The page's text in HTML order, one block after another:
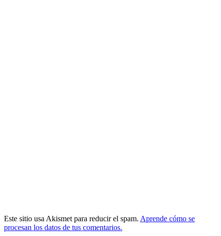
Este sitio usa Akismet para reducir el spam. Aprende cómo se
procesan los datos de tus comentarios.